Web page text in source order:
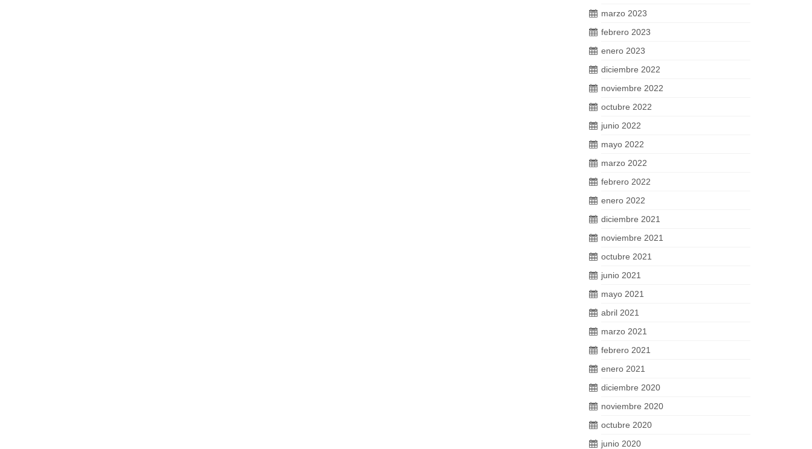
marzo 2023
febrero 2023
enero 2023
diciembre 2022
noviembre 2022
octubre 2022
junio 2022
mayo 2022
marzo 2022
febrero 2022
enero 2022
diciembre 2021
noviembre 2021
octubre 2021
junio 2021
mayo 2021
abril 2021
marzo 2021
febrero 2021
enero 2021
diciembre 2020
noviembre 2020
octubre 2020
junio 2020